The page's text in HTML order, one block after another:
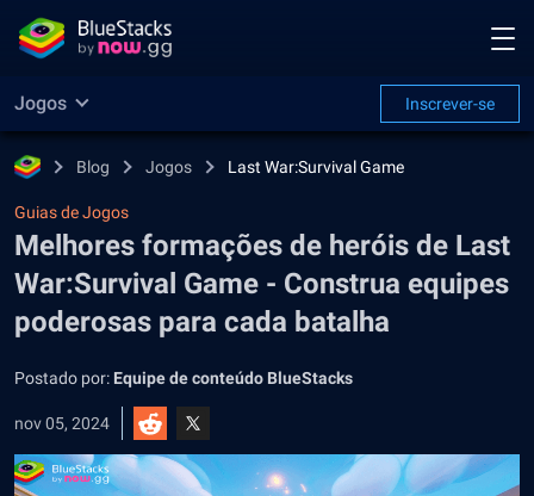
Jogos Inscrever-se
Blog Jogos Last War:Survival Game
Guias de Jogos
Melhores formações de heróis de Last
War:Survival Game - Construa equipes
poderosas para cada batalha
Postado por: Equipe de conteúdo BlueStacks
nov 05, 2024